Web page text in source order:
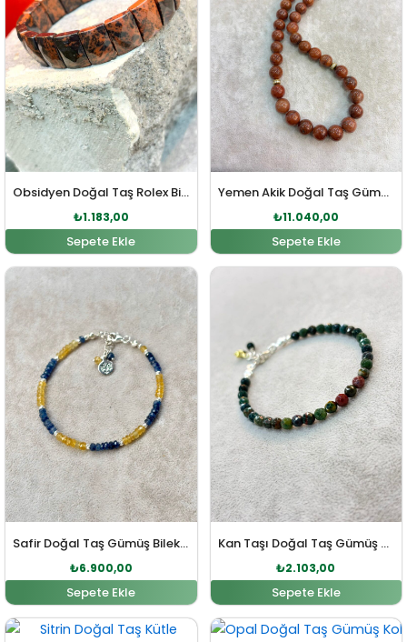
Obsidyen Doğal Taş Rolex Bileklik
₺1.183,00
Sepete Ekle
Yemen Akik Doğal Taş Gümüş Tesbih
₺11.040,00
Sepete Ekle
Safir Doğal Taş Gümüş Bileklik
Orijinal fiyat: ₺7.590,00.
₺6.900,00
Şu andaki fiyat: ₺6.900,00.
Sepete Ekle
Kan Taşı Doğal Taş Gümüş Bileklik
Orijinal fiyat:
₺2.103,00
Şu andaki
Sepete Ekle
Orijinal fiyat: ₺1.229,00.
Şu andaki fiyat: ₺1.117,00.Orijinal fiyat:Şu andaki